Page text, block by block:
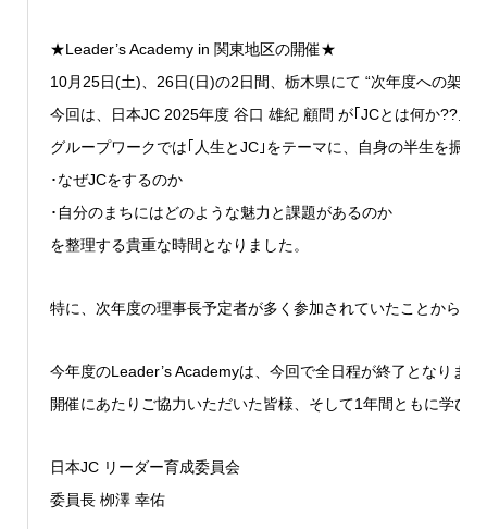
★Leader’s Academy in 関東地区の開催★
10月25日(土)、26日(日)の2日間、栃木県にて “次年度への架
今回は、日本JC 2025年度 谷口 雄紀 顧問 が｢JCとは何か??｣
グループワークでは｢人生とJC｣をテーマに、自身の半生を振り
･なぜJCをするのか
･自分のまちにはどのような魅力と課題があるのか
を整理する貴重な時間となりました。
特に、次年度の理事長予定者が多く参加されていたことから
今年度のLeader’s Academyは、今回で全日程が終了となりまし
開催にあたりご協力いただいた皆様、そして1年間ともに学び
日本JC リーダー育成委員会
委員長 栁澤 幸佑